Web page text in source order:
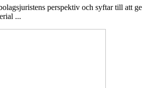
perspektiv och syftar till att ge
...